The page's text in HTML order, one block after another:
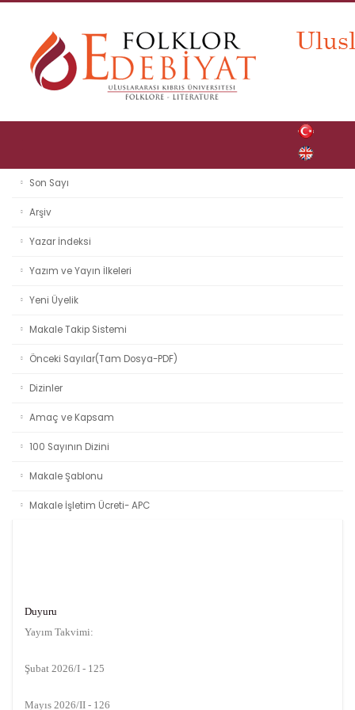
Son Sayı
Arşiv
Yazar İndeksi
Yazım ve Yayın İlkeleri
Yeni Üyelik
Makale Takip Sistemi
Önceki Sayılar(Tam Dosya-PDF)
Dizinler
Amaç ve Kapsam
100 Sayının Dizini
Makale Şablonu
Makale İşletim Ücreti- APC
Duyuru
Yayım Takvimi:
Şubat 2026/I - 125
Mayıs 2026/II - 126